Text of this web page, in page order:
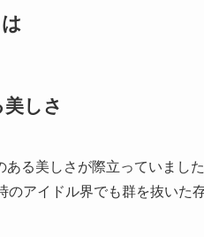
しさ
る美しさが際立っていまし
アイドル界でも群を抜いた